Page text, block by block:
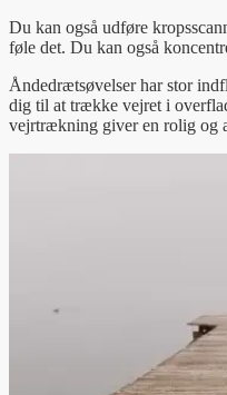
Du kan også udføre
føle det. Du kan også
Åndedrætsøvelser har stor
dig til at trække vejret i
vejrtrækning giver en rolig og